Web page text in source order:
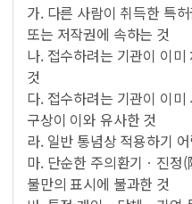
가. 다른 사람이 취득한 특
또는 저작권에 속하는 것
나. 접수하려는 기관이 이
것
다. 접수하려는 기관이 이
구상이 이와 유사한 것
라. 일반 통념상 적용하기
마. 단순한 주의환기ㆍ진정
불만의 표시에 불과한 것